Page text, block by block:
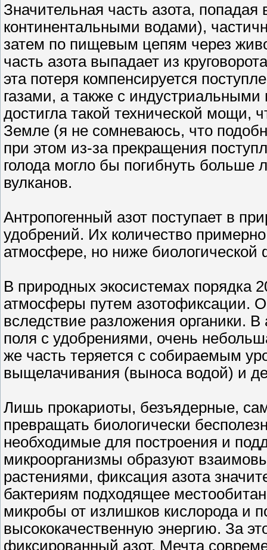
Значительная часть азота,
континентальными водами),
затем по пищевым цепям через
часть азота выпадает из
эта потеря компенсируется
газами, а также с
достигла такой технической мощи,
Земле (я не сомневаюсь, что
при этом из-за прекращения
голода могло бы погибнуть больше
вулканов.
Антропогенный азот поступает в
удобрений. Их количество
атмосфере, но ниже биологической
В природных экосистемах порядка
атмосферы путем азотофиксации.
вследствие разложения органики.
поля с удобрениями, очень
же часть теряется с собираемым
выщелачивания (выноса водой) и
Лишь прокариоты, безъядерные,
превращать биологически
необходимые для построения и
микроорганизмы образуют
растениями, фиксация азота
бактериям подходящее
микробы от излишков кислорода и
высококачественную энергию. За
фиксированный азот. Мечта